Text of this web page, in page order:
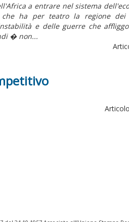
a entrare nel sistema
che ha per teatro la regione
e delle guerre che
� non...